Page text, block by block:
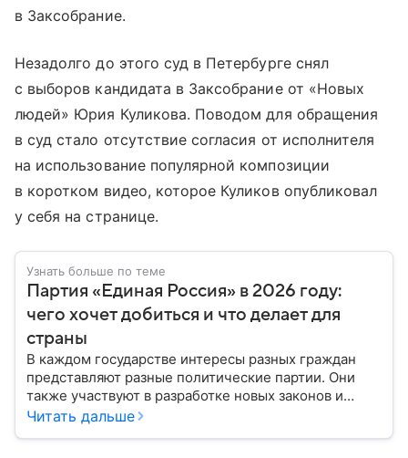
в Заксобрание.
Незадолго до этого суд в Петербурге снял
с выборов кандидата в Заксобрание от «Новых
людей» Юрия Куликова. Поводом для обращения
в суд стало отсутствие согласия от исполнителя
на использование популярной композиции
в коротком видео, которое Куликов опубликовал
у себя на странице.
Узнать больше по теме
Партия «Единая Россия» в 2026 году:
чего хочет добиться и что делает для
страны
В каждом государстве интересы разных граждан
представляют разные политические партии. Они
также участвуют в разработке новых законов и
помогают управлять страной. Некоторые из них
Читать дальше